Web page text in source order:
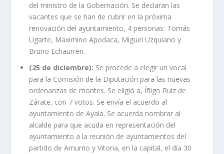
del ministro de la Gobernación. Se declaran las
vacantes que se han de cubrir en la próxima
renovación del ayuntamiento, 4 personas: Tomás
Ugarte, Maximino Apodaca, Miguel Uzquiano y
Bruno Echaurren.
(25 de diciembre): Se procede a elegir un vocal
para la Comisión de la Diputación para las nuevas
ordenanzas de montes. Se eligió a, Íñigo Ruiz de
Zárate, con 7 votos. Se envía el acuerdo al
ayuntamiento de Ayala. Se acuerda nombrar al
alcalde para que acuda en representación del
ayuntamiento a la reunión de ayuntamientos del
partido de Amurrio y Vitoria, en la capital, el día 30